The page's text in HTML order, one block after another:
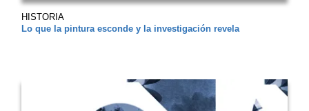
HISTORIA
Lo que la pintura esconde y la investigación revela